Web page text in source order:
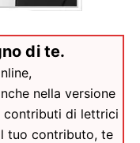
di te.
nella versione
contributi di lettrici
tuo contributo, te